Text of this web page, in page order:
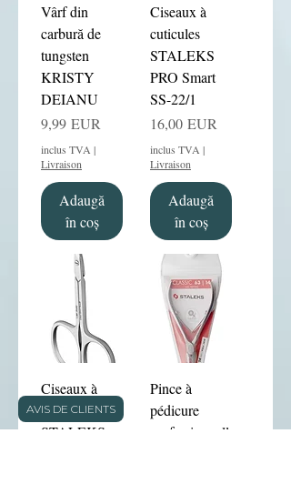
Vârf din
carbură de
tungsten
KRISTY
DEIANU
Preț
9,99 EUR
inclus TVA |
Livraison
Adaugă
în coș
Ciseaux à
cuticules
STALEKS
PRO Smart
SS-22/1
Preț
16,00 EUR
inclus TVA |
Livraison
Adaugă
în coș
Ciseaux à
cuticules
STALEKS
Pince à
pédicure
professionnell
AVIS DE CLIENTS